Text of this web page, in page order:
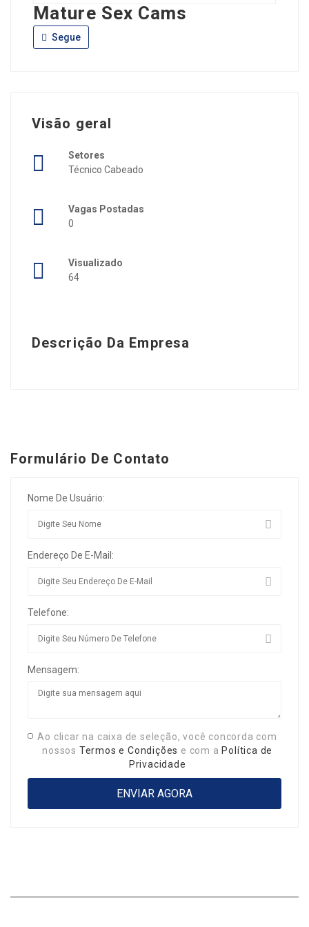
Mature Sex Cams
Segue
Visão geral
Setores
Técnico Cabeado
Vagas Postadas
0
Visualizado
64
Descrição Da Empresa
Formulário De Contato
Nome De Usuário:
Endereço De E-Mail:
Telefone:
Mensagem:
Ao clicar na caixa de seleção, você concorda com
nossos Termos e Condições e com a Política de
Privacidade